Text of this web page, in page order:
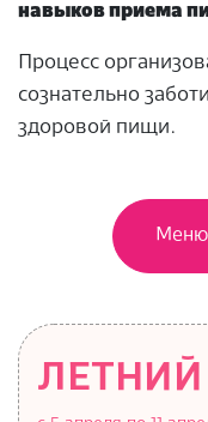
навыков приема
Процесс
сознательно
здоровой пищи.
Меню
ЛЕТНИЙ